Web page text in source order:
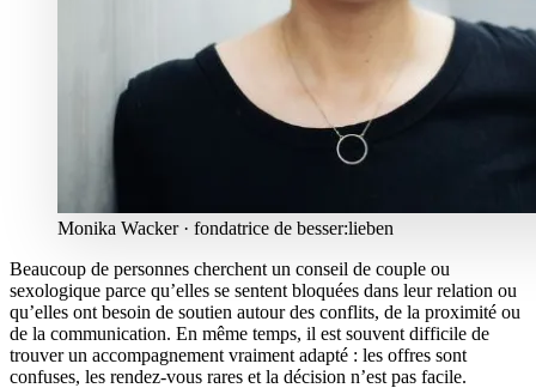
Monika Wacker · fondatrice de besser:lieben
Beaucoup de personnes cherchent un conseil de couple ou
sexologique parce qu’elles se sentent bloquées dans leur relation ou
qu’elles ont besoin de soutien autour des conflits, de la proximité ou
de la communication. En même temps, il est souvent difficile de
trouver un accompagnement vraiment adapté : les offres sont
confuses, les rendez-vous rares et la décision n’est pas facile.